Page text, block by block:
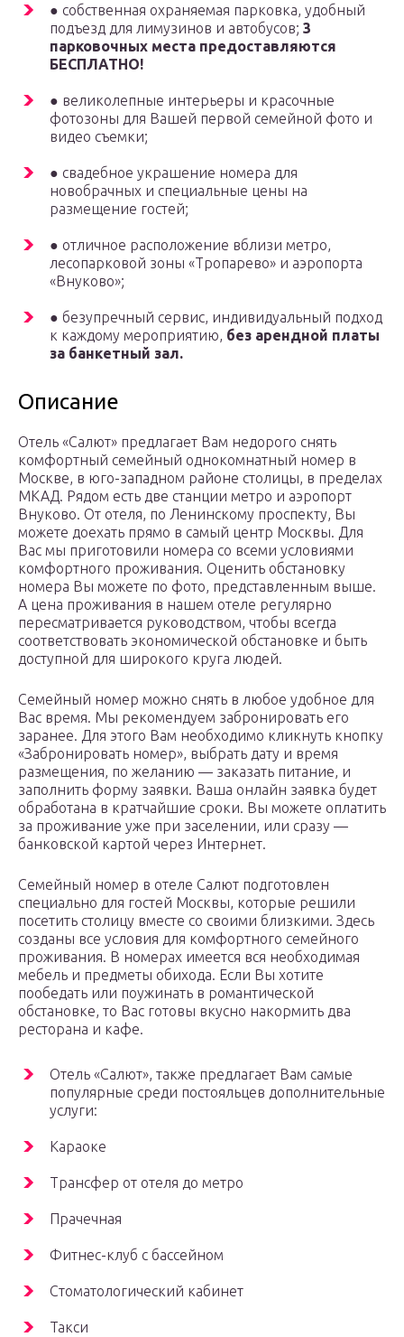
● собственная охраняемая парковка, удобный
подъезд для лимузинов и автобусов; 3
парковочных места предоставляются
БЕСПЛАТНО!
● великолепные интерьеры и красочные
фотозоны для Вашей первой семейной фото и
видео съемки;
● свадебное украшение номера для
новобрачных и специальные цены на
размещение гостей;
● отличное расположение вблизи метро,
лесопарковой зоны «Тропарево» и аэропорта
«Внуково»;
● безупречный сервис, индивидуальный подход
к каждому мероприятию, без арендной платы
за банкетный зал.
Описание
Отель «Салют» предлагает Вам недорого снять
комфортный семейный однокомнатный номер в
Москве, в юго-западном районе столицы, в пределах
МКАД. Рядом есть две станции метро и аэропорт
Внуково. От отеля, по Ленинскому проспекту, Вы
можете доехать прямо в самый центр Москвы. Для
Вас мы приготовили номера со всеми условиями
комфортного проживания. Оценить обстановку
номера Вы можете по фото, представленным выше.
А цена проживания в нашем отеле регулярно
пересматривается руководством, чтобы всегда
соответствовать экономической обстановке и быть
доступной для широкого круга людей.
Семейный номер можно снять в любое удобное для
Вас время. Мы рекомендуем забронировать его
заранее. Для этого Вам необходимо кликнуть кнопку
«Забронировать номер», выбрать дату и время
размещения, по желанию — заказать питание, и
заполнить форму заявки. Ваша онлайн заявка будет
обработана в кратчайшие сроки. Вы можете оплатить
за проживание уже при заселении, или сразу —
банковской картой через Интернет.
Семейный номер в отеле Салют подготовлен
специально для гостей Москвы, которые решили
посетить столицу вместе со своими близкими. Здесь
созданы все условия для комфортного семейного
проживания. В номерах имеется вся необходимая
мебель и предметы обихода. Если Вы хотите
пообедать или поужинать в романтической
обстановке, то Вас готовы вкусно накормить два
ресторана и кафе.
Отель «Салют», также предлагает Вам самые
популярные среди постояльцев дополнительные
услуги:
Караоке
Трансфер от отеля до метро
Прачечная
Фитнес-клуб с бассейном
Стоматологический кабинет
Такси